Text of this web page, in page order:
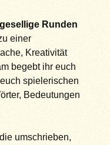
Runden
einer
Kreativität
begebt ihr euch
spielerischen
Bedeutungen
umschrieben,